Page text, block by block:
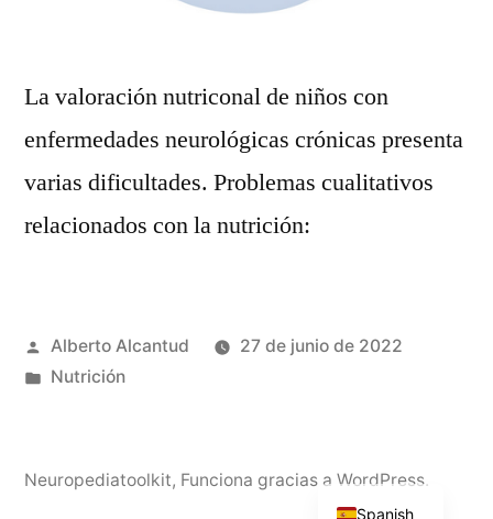
La valoración nutriconal de niños con
enfermedades neurológicas crónicas presenta
varias dificultades. Problemas cualitativos
relacionados con la nutrición:
Publicado
por
Alberto Alcantud
27 de junio de 2022
Publicado
Nutrición
Neuropediatoolkit, Funciona gracias a WordPress.
Spanish
English